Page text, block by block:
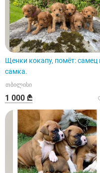
Щенки кокапу, помёт: самец
самка.
თბილისი
1 000 ₾